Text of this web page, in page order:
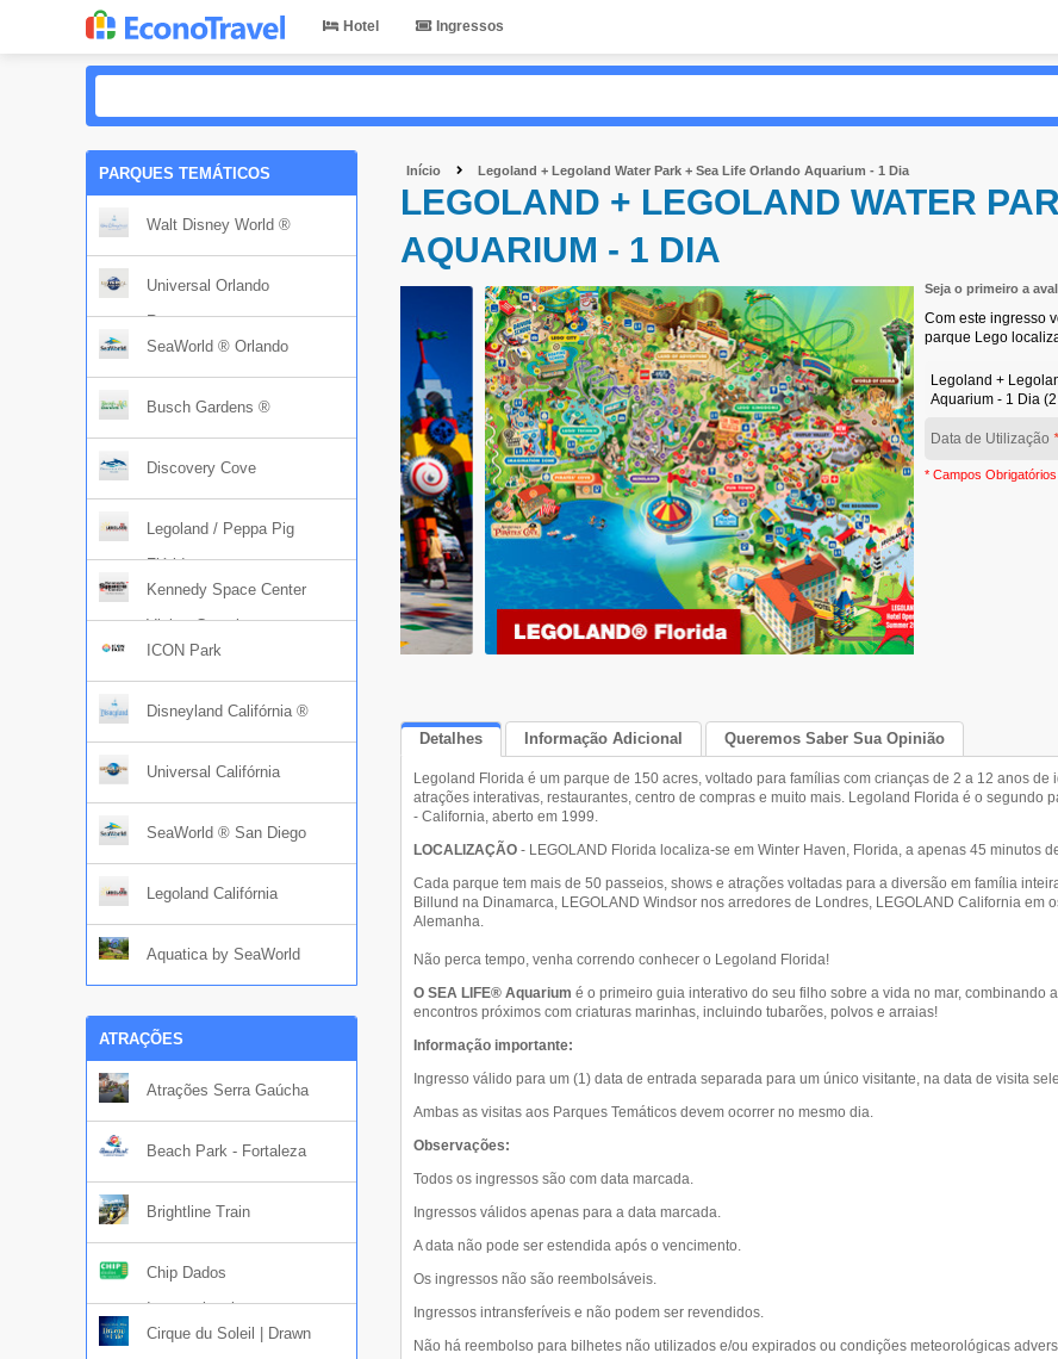
Hotel Ingressos
PARQUES TEMÁTICOS
Walt Disney World ®
Universal Orlando
Resort
SeaWorld ® Orlando
Busch Gardens ®
Discovery Cove
Legoland / Peppa Pig
Flórida
Kennedy Space Center
Visitor Complex
ICON Park
Disneyland Califórnia ®
Universal Califórnia
SeaWorld ® San Diego
Legoland Califórnia
Aquatica by SeaWorld
ATRAÇÕES
Atrações Serra Gaúcha
Beach Park - Fortaleza
Brightline Train
Chip Dados
Internacional
Cirque du Soleil | Drawn
Início Legoland + Legoland Water Park + Sea Life Orlando Aquarium - 1 Dia
LEGOLAND + LEGOLAND WATER
AQUARIUM - 1 DIA
Seja o primeiro a
Com este ingresso
parque Lego
Legoland +
Aquarium - 1 Dia
Data de Utilização *
* Campos Obrigatórios
Detalhes Informação Adicional Queremos Saber Sua Opinião
Legoland Florida é um parque de 150 acres, voltado para famílias com crianças de 2 a 12 anos
atrações interativas, restaurantes, centro de compras e muito mais. Legoland Florida é o segundo
- California, aberto em 1999.
LOCALIZAÇÃO - LEGOLAND Florida localiza-se em Winter Haven, Florida, a apenas 45 minutos
Cada parque tem mais de 50 passeios, shows e atrações voltadas para a diversão em família
Billund na Dinamarca, LEGOLAND Windsor nos arredores de Londres, LEGOLAND California em
Alemanha.
Não perca tempo, venha correndo conhecer o Legoland Florida!
O SEA LIFE® Aquarium é o primeiro guia interativo do seu filho sobre a vida no mar,
encontros próximos com criaturas marinhas, incluindo tubarões, polvos e arraias!
Informação importante:
Ingresso válido para um (1) data de entrada separada para um único visitante, na data de visita
Ambas as visitas aos Parques Temáticos devem ocorrer no mesmo dia.
Observações:
Todos os ingressos são com data marcada.
Ingressos válidos apenas para a data marcada.
A data não pode ser estendida após o vencimento.
Os ingressos não são reembolsáveis.
Ingressos intransferíveis e não podem ser revendidos.
Não há reembolso para bilhetes não utilizados e/ou expirados ou condições meteorológicas